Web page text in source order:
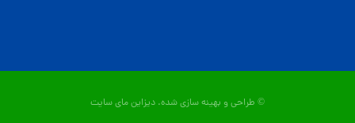
© طراحی و بهینه سازی شده. دیزاین مای سایت